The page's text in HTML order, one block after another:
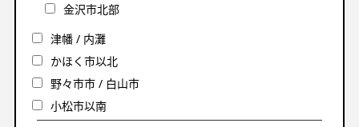
金沢市北部
津幡 / 内灘
かほく市以北
野々市市 / 白山市
小松市以南